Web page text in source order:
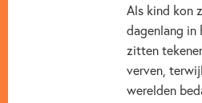
Als kind kon
dagenlang in
zitten
verven,
werelden